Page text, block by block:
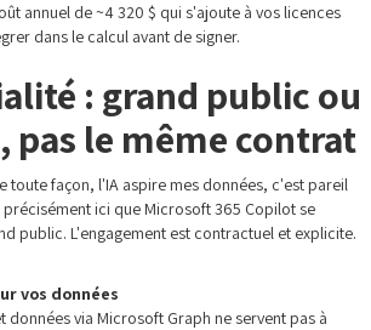
annuel de ~4 320 $ qui s'ajoute à vos licences
dans le calcul avant de signer.
: grand public ou
pas le même contrat
toute façon, l'IA aspire mes données, c'est pareil
ici que Microsoft 365 Copilot se
public. L'engagement est contractuel et explicite.
vos données
données via Microsoft Graph ne servent pas à